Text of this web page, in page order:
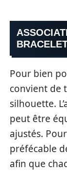
Pour bien
convient de
silhouette.
peut être
ajustés.
préfécable
afin que